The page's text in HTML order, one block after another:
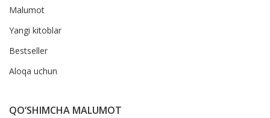
Malumot
Yangi kitoblar
Bestseller
Aloqa uchun
QO‘SHIMCHA MALUMOT